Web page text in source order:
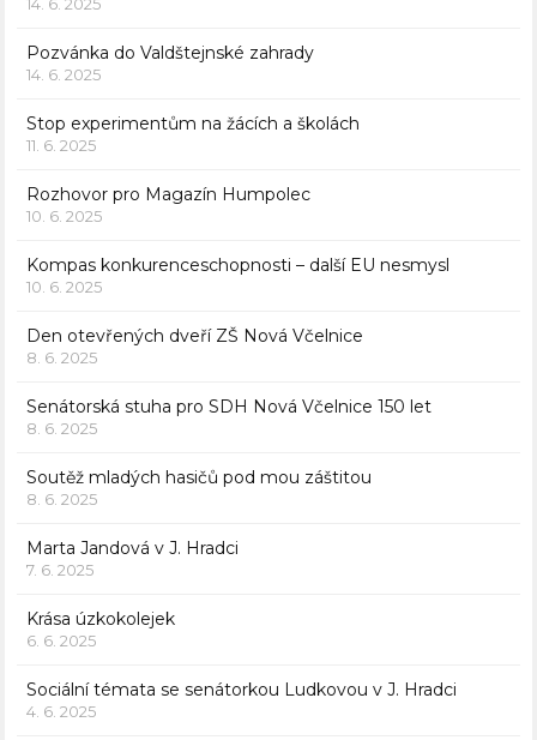
14. 6. 2025
Pozvánka do Valdštejnské zahrady
14. 6. 2025
Stop experimentům na žácích a školách
11. 6. 2025
Rozhovor pro Magazín Humpolec
10. 6. 2025
Kompas konkurenceschopnosti – další EU nesmysl
10. 6. 2025
Den otevřených dveří ZŠ Nová Včelnice
8. 6. 2025
Senátorská stuha pro SDH Nová Včelnice 150 let
8. 6. 2025
Soutěž mladých hasičů pod mou záštitou
8. 6. 2025
Marta Jandová v J. Hradci
7. 6. 2025
Krása úzkokolejek
6. 6. 2025
Sociální témata se senátorkou Ludkovou v J. Hradci
4. 6. 2025